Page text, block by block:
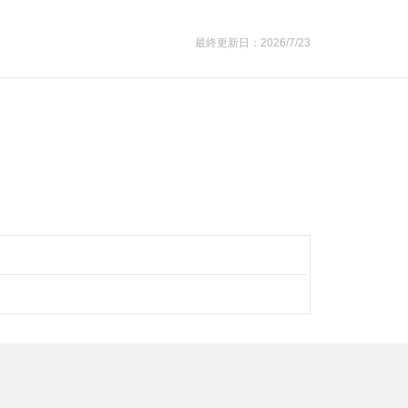
最終更新日：2026/7/23